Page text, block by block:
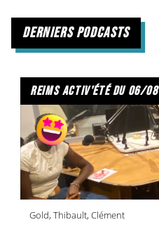
derniers podcasts
reims activ'été du 06/08
Gold, Thibault, Clément